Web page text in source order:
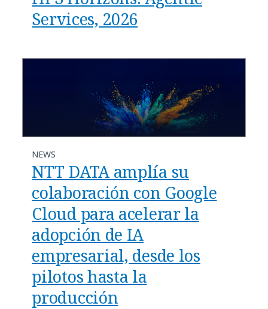
Services, 2026
NEWS
NTT DATA amplía su
colaboración con Google
Cloud para acelerar la
adopción de IA
empresarial, desde los
pilotos hasta la
producción